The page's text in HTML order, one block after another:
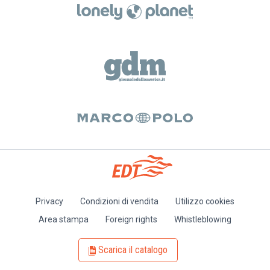
Privacy Condizioni di vendita
Utilizzo cookies
Area stampa
Foreign rights Whistleblowing
Scarica il catalogo